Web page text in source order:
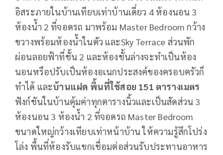
อิสระภายในบ้านเทียบเท่าบ้านเดี่ยว 4 ห้องนอน 3
ห้องน้ำ 2 ที่จอดรถ มาพร้อม Master Bedroom กว้าง
ขวางพร้อมห้องน้ำในตัว และSky Terrace ส่วนพัก
ผ่อนลอยฟ้าที่ชั้น 2 และห้องชั้นล่างจะทำเป็นห้อง
นอนหรือปรับเป็นห้องอเนกประสงค์ของครอบครัวก็
ทำได้ และบ้านแฝด พื้นที่ใช้สอย 151 ตารางเมตร
ฟังก์ชันในบ้านคุ้มค่าทุกตารางนิ้วและเป็นสัดส่วน 3
ห้องนอน 3 ห้องน้ำ 2 ที่จอดรถ Master Bedroom
ขนาดใหญ่กว้างเทียบเท่าหน้าบ้าน ให้ความรู้สึกโปร่ง
โล่ง พื้นที่ห้องรับแขกเชื่อมต่อส่วนรับประทานอาหาร